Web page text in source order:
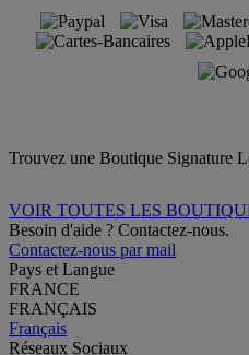
Trouvez une Boutique Signature
VOIR TOUTES LES
Besoin d'aide ? Contactez-nous.
Contactez-nous par mail
Pays et Langue
FRANCE
FRANÇAIS
Français
Réseaux Sociaux